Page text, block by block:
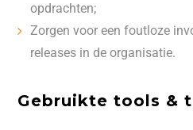
opdrachten;
Zorgen voor een foutloze
releases in de organisatie.
Gebruikte tools &